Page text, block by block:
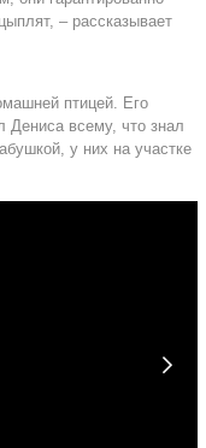
– рассказывает
птицей. Его
Дениса всему, что знал
у них на участке
